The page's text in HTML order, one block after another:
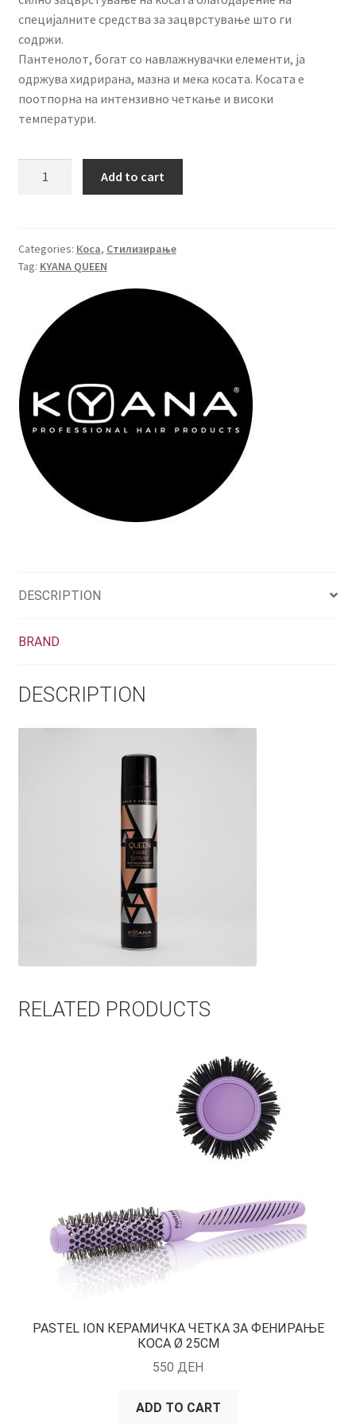
специјалните средства за зацврстување што ги
содржи.
Пантенолот, богат со навлажнувачки елементи, ја
одржува хидрирана, мазна и мека косата. Косата е
поотпорна на интензивно четкање и високи
температури.
коса
500ml
Add to cart
Categories: Коса, Стилизирање
Tag: KYANA QUEEN
DESCRIPTION
BRAND
DESCRIPTION
RELATED PRODUCTS
PASTEL ION КЕРАМИЧКА ЧЕТКА ЗА ФЕНИРАЊЕ
КОСА Ø 25CM
550 ДЕН
ADD TO CART